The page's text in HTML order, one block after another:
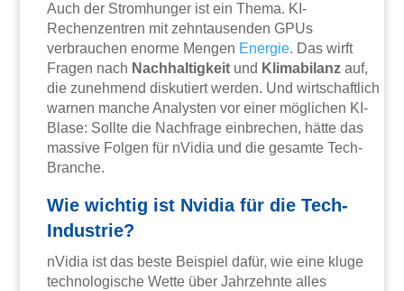
Auch der Stromhunger ist ein Thema. KI-
Rechenzentren mit zehntausenden GPUs
verbrauchen enorme Mengen Energie. Das wirft
Fragen nach Nachhaltigkeit und Klimabilanz auf,
die zunehmend diskutiert werden. Und wirtschaftlich
warnen manche Analysten vor einer möglichen KI-
Blase: Sollte die Nachfrage einbrechen, hätte das
massive Folgen für nVidia und die gesamte Tech-
Branche.
Wie wichtig ist Nvidia für die Tech-
Industrie?
nVidia ist das beste Beispiel dafür, wie eine kluge
technologische Wette über Jahrzehnte alles